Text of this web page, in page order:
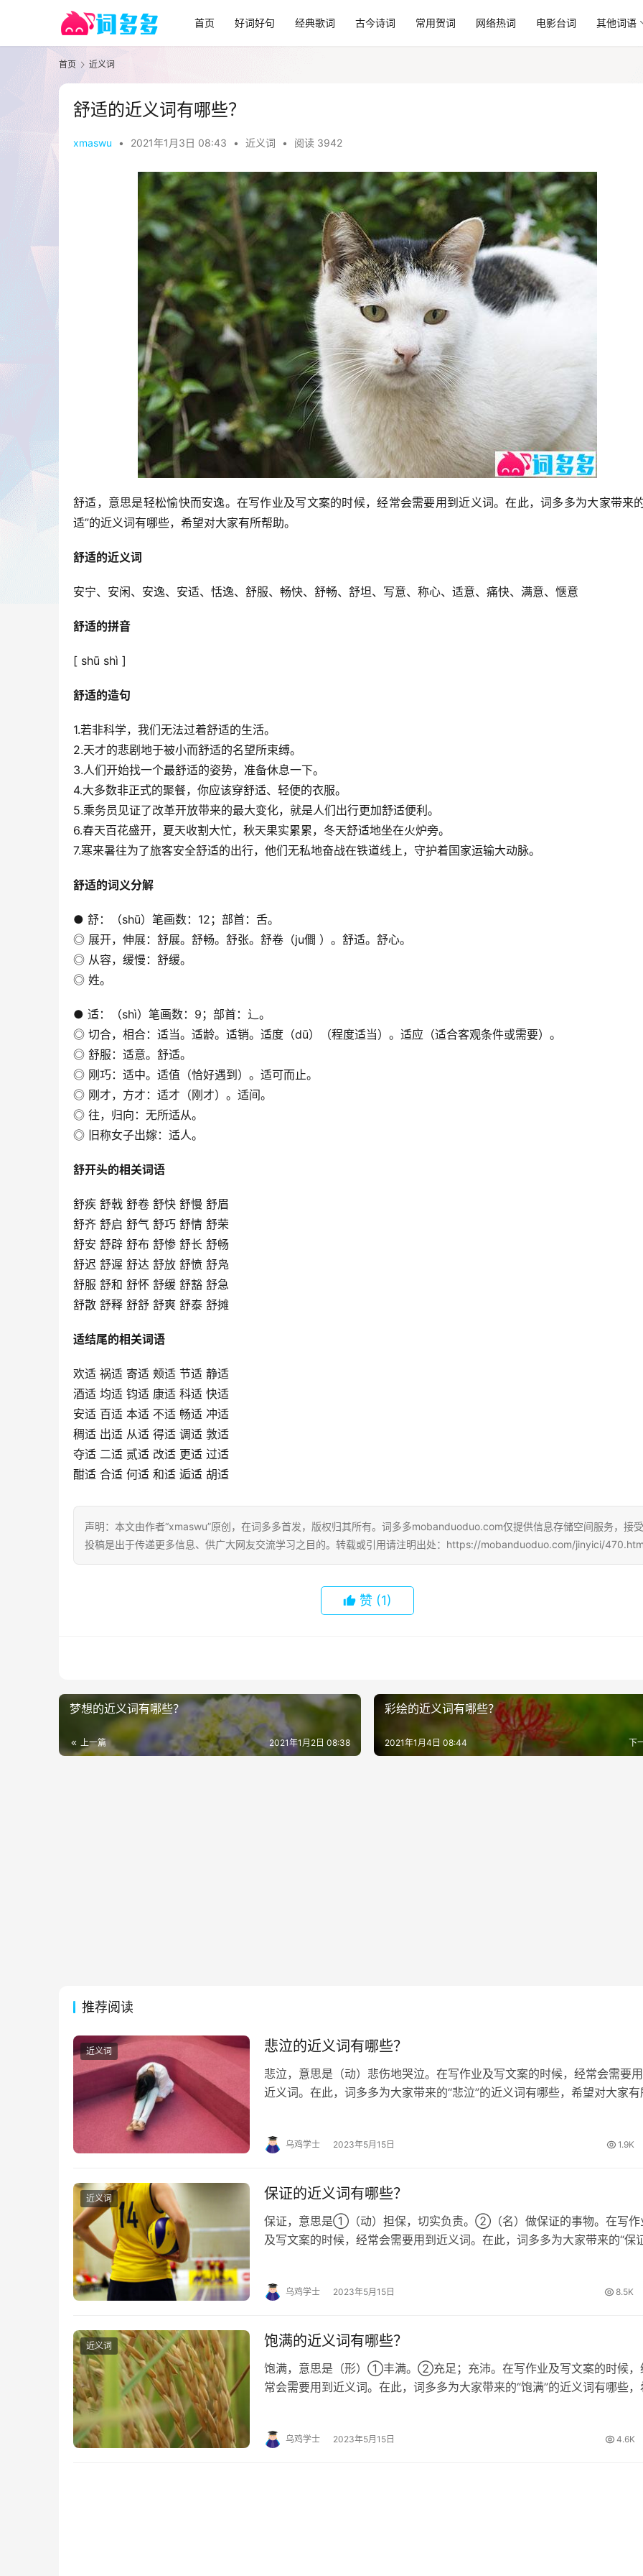
首页 好词好句 经典歌词 古今诗词 常用贺词 网络热词 电影台词 其他词语
首页 近义词
舒适的近义词有哪些？
xmaswu • 2021年1月3日 08:43 • 近义词 • 阅读 3942
舒适，意思是轻松愉快而安逸。在写作业及写文案的时候，经常会需要用到近义词。在此，词多多为大家带来
适”的近义词有哪些，希望对大家有所帮助。
舒适的近义词
安宁、安闲、安逸、安适、恬逸、舒服、畅快、舒畅、舒坦、写意、称心、适意、痛快、满意、惬意
舒适的拼音
[ shū shì ]
舒适的造句
1.若非科学，我们无法过着舒适的生活。
2.天才的悲剧地于被小而舒适的名望所束缚。
3.人们开始找一个最舒适的姿势，准备休息一下。
4.大多数非正式的聚餐，你应该穿舒适、轻便的衣服。
5.乘务员见证了改革开放带来的最大变化，就是人们出行更加舒适便利。
6.春天百花盛开，夏天收割大忙，秋天果实累累，冬天舒适地坐在火炉旁。
7.寒来暑往为了旅客安全舒适的出行，他们无私地奋战在铁道线上，守护着国家运输大动脉。
舒适的词义分解
● 舒：（shū）笔画数：12；部首：舌。
◎ 展开，伸展：舒展。舒畅。舒张。舒卷（ju僴 ）。舒适。舒心。
◎ 从容，缓慢：舒缓。
◎ 姓。
● 适：（shì）笔画数：9；部首：辶。
◎ 切合，相合：适当。适龄。适销。适度（dū）（程度适当）。适应（适合客观条件或需要）。
◎ 舒服：适意。舒适。
◎ 刚巧：适中。适值（恰好遇到）。适可而止。
◎ 刚才，方才：适才（刚才）。适间。
◎ 往，归向：无所适从。
◎ 旧称女子出嫁：适人。
舒开头的相关词语
舒疾 舒戟 舒卷 舒快 舒慢 舒眉
舒齐 舒启 舒气 舒巧 舒情 舒荣
舒安 舒辟 舒布 舒惨 舒长 舒畅
舒迟 舒遟 舒达 舒放 舒愤 舒凫
舒服 舒和 舒怀 舒缓 舒豁 舒急
舒散 舒释 舒舒 舒爽 舒泰 舒摊
适结尾的相关词语
欢适 祸适 寄适 颊适 节适 静适
酒适 均适 钧适 康适 科适 快适
安适 百适 本适 不适 畅适 冲适
稠适 出适 从适 得适 调适 敦适
夺适 二适 贰适 改适 更适 过适
酣适 合适 何适 和适 逅适 胡适
声明：本文由作者“xmaswu”原创，在词多多首发，版权归其所有。词多多mobanduoduo.com仅提供信息存储空间服务，接受
投稿是出于传递更多信息、供广大网友交流学习之目的。转载或引用请注明出处：https://mobanduoduo.com/jinyici/
赞 (1)
梦想的近义词有哪些？
上一篇 2021年1月2日 08:38
彩绘的近义词有哪些？
下
2021年1月4日 08:44
推荐阅读
近义词 悲泣的近义词有哪些？
悲泣，意思是（动）悲伤地哭泣。在写作业及写文案的时候，经常会需要
近义词。在此，词多多为大家带来的“悲泣”的近义词有哪些，希望对大家有
乌鸡学士 2023年5月15日 1.9K
近义词 保证的近义词有哪些？
保证，意思是①（动）担保，切实负责。②（名）做保证的事物。在写作
及写文案的时候，经常会需要用到近义词。在此，词多多为大家带来的“保
乌鸡学士 2023年5月15日 8.5K
近义词 饱满的近义词有哪些？
饱满，意思是（形）①丰满。②充足；充沛。在写作业及写文案的时候，
常会需要用到近义词。在此，词多多为大家带来的“饱满”的近义词有哪些，
乌鸡学士 2023年5月15日 4.6K